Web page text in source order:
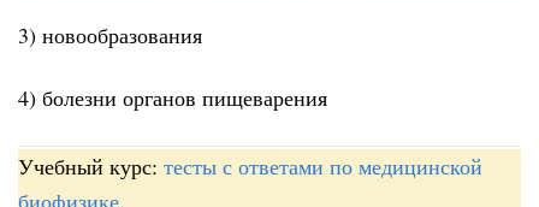
3) новообразования
4) болезни органов пищеварения
Учебный курс: тесты с ответами по медицинской
биофизике.